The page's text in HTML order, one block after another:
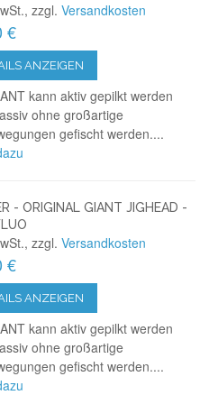
zzgl.Versandkosten
€
ANZEIGEN
kann aktiv gepilkt werden
ohne großartige
gefischt werden....
- ORIGINAL GIANT JIGHEAD -
zzgl.Versandkosten
€
ANZEIGEN
kann aktiv gepilkt werden
ohne großartige
gefischt werden....